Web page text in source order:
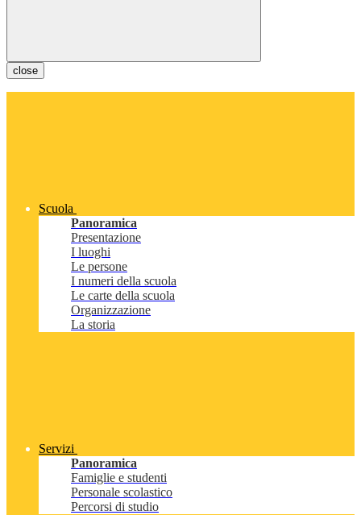
close
Scuola
Panoramica
Presentazione
I luoghi
Le persone
I numeri della scuola
Le carte della scuola
Organizzazione
La storia
Servizi
Panoramica
Famiglie e studenti
Personale scolastico
Percorsi di studio